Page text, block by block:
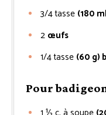
3/4tasse (180
2 œufs
1/4tasse (60 g)
Pour